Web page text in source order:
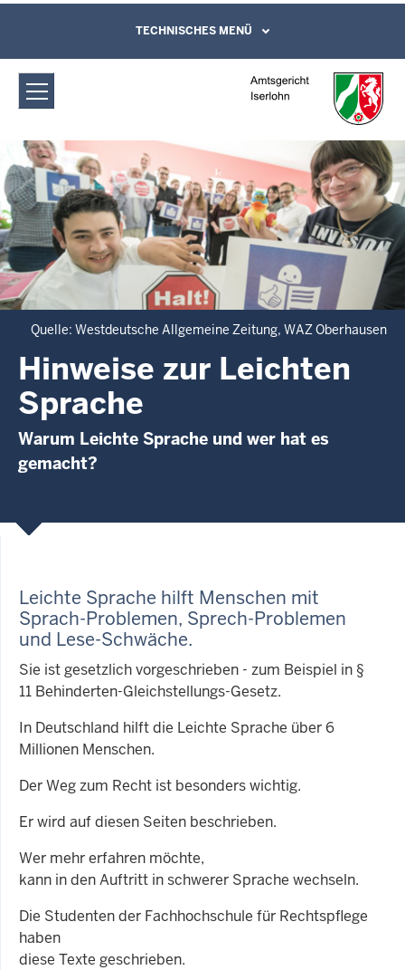
Amtsgericht Iserlohn: Hinweise zur
Leichten Sprache
Direkt zum Inhalt
Leichte Sprache, Gebärdensprachenvideo
und Kontaktformular
TECHNISCHES MENÜ
Quelle: Westdeutsche Allgemeine Zeitung, WAZ Oberhausen
Hinweise zur Leichten
Sprache
Warum Leichte Sprache und wer hat es
gemacht?
Leichte Sprache hilft Menschen mit
Sprach-Problemen, Sprech-Problemen
und Lese-Schwäche.
Sie ist gesetzlich vorgeschrieben - zum Beispiel in §
11 Behinderten-Gleichstellungs-Gesetz.
In Deutschland hilft die Leichte Sprache über 6
Millionen Menschen.
Der Weg zum Recht ist besonders wichtig.
Er wird auf diesen Seiten beschrieben.
Wer mehr erfahren möchte,
kann in den Auftritt in schwerer Sprache wechseln.
Die Studenten der Fachhochschule für Rechtspflege
haben
diese Texte geschrieben.